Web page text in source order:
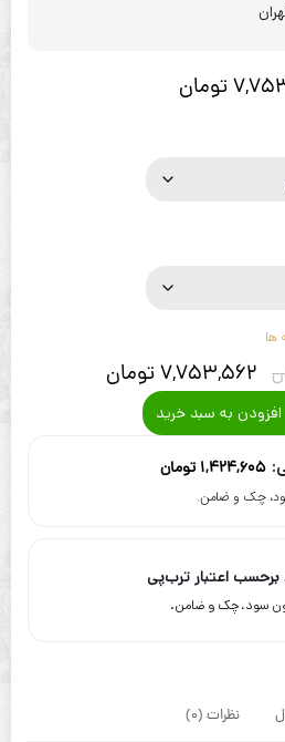
تومان
ها
7,753,562تومان
افزودن به سبد خرید
1,424,605 تومان
اعتبار ترب‌پی
نظرات (0)